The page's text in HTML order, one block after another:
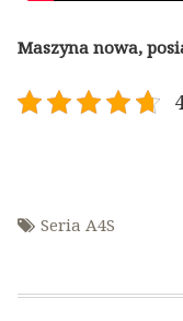
Maszyna nowa,
Seria A4S